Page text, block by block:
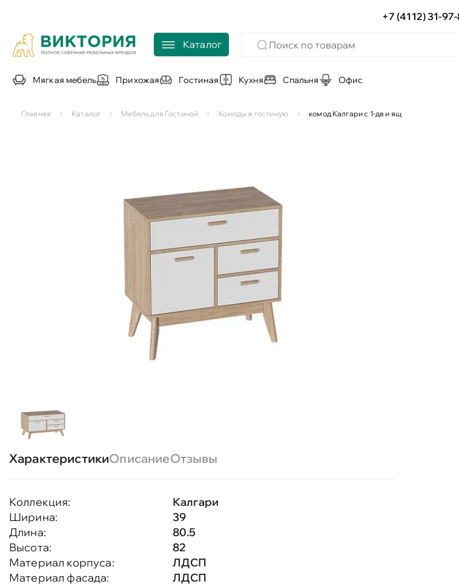
+7 (4112) 31-
Каталог
Мягкая мебель Прихожая Гостиная Кухня Спальня Офис
Главная Каталог Мебель для Гостиной Комоды в гостиную комод Калгари с 1-дв и ящ
ХарактеристикиОписаниеОтзывы
Коллекция:
Калгари
Ширина:
39
Длина:
80.5
Высота:
82
Материал корпуса:
ЛДСП
Материал фасада:
ЛДСП